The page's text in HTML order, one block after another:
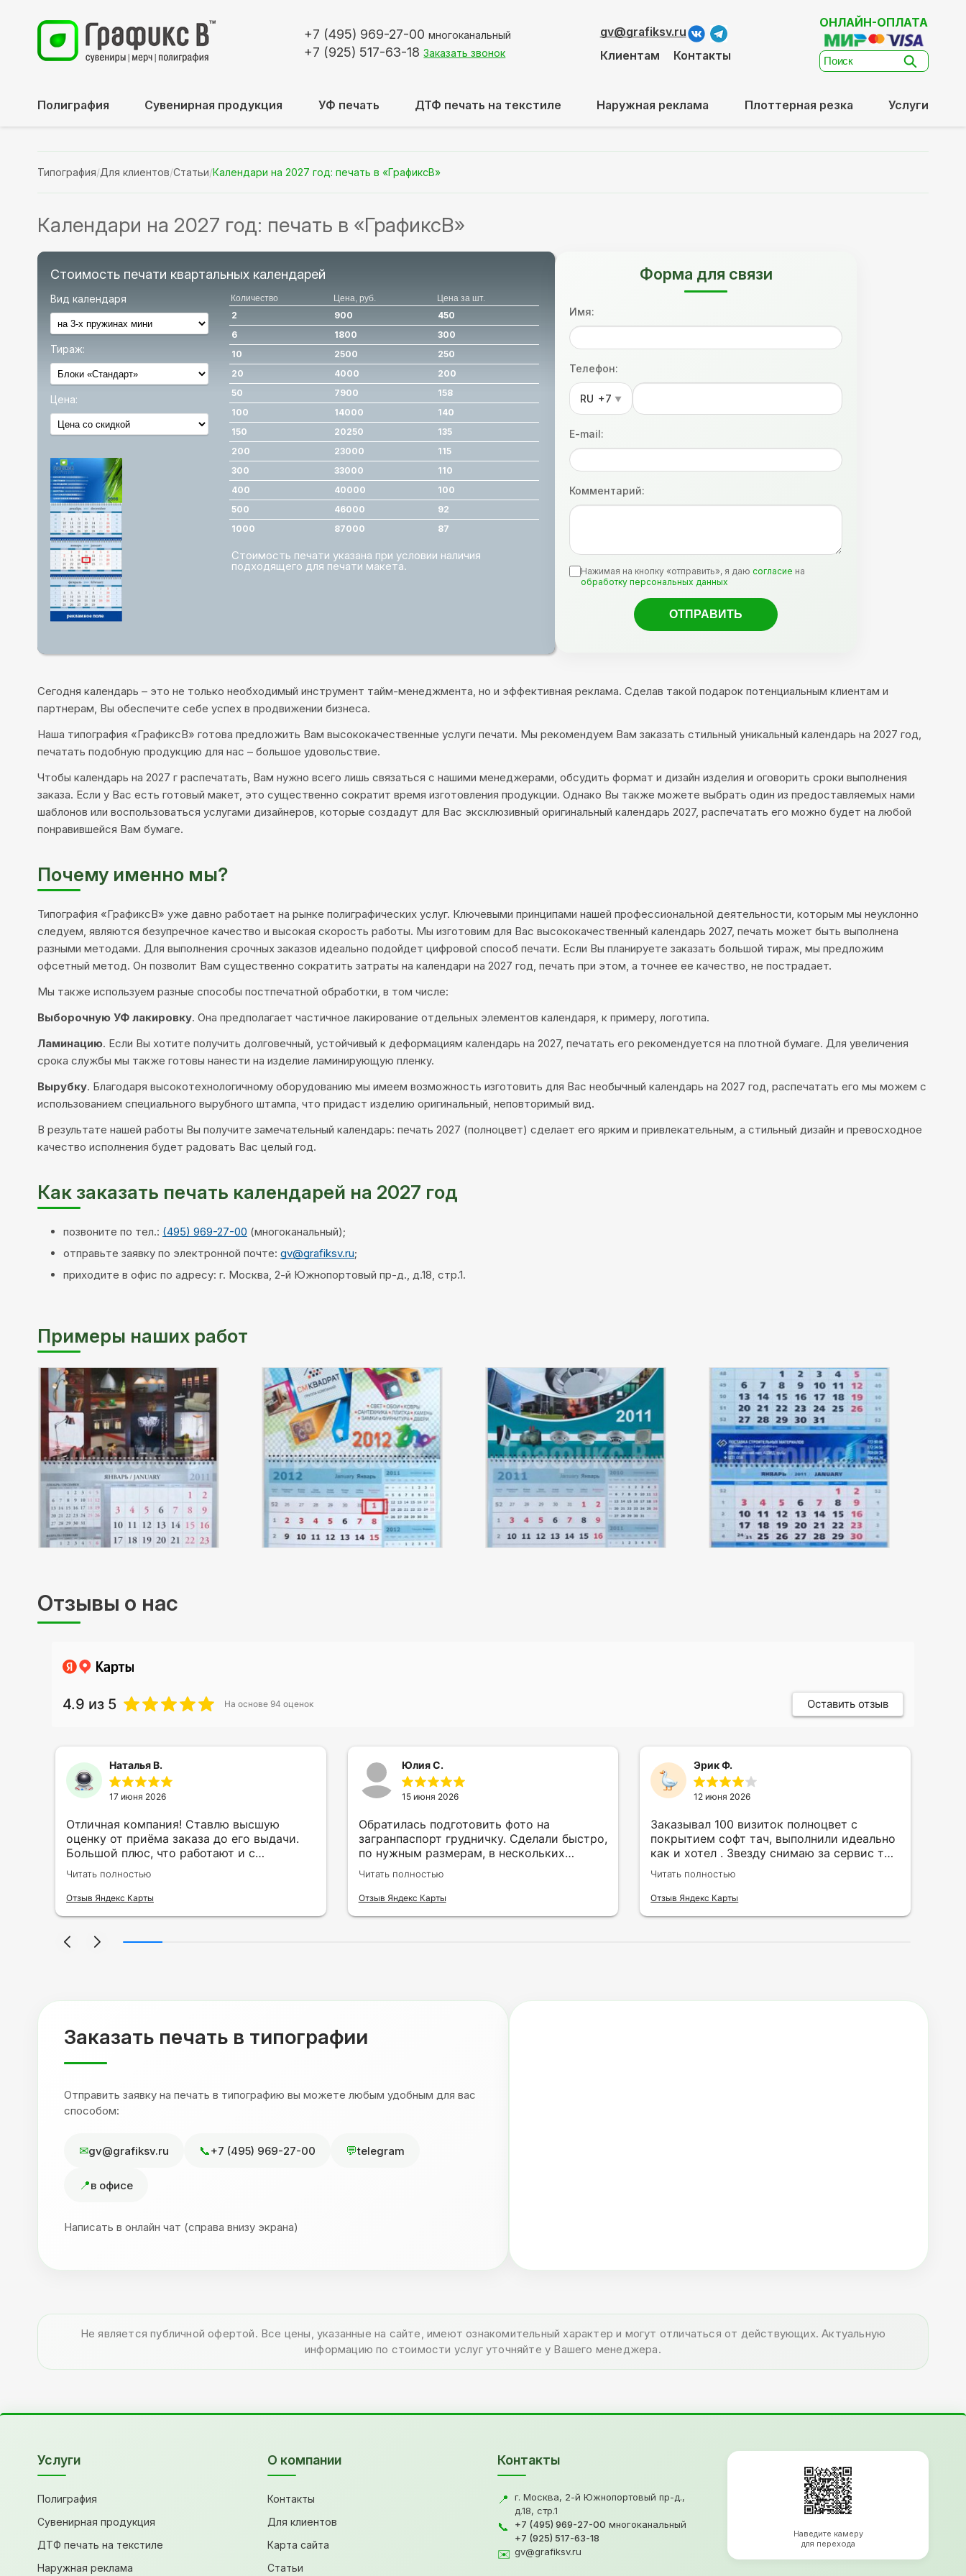
+7 (495) 969-27-00 многоканальный
+7 (925) 517-63-18 Заказать звонок
gv@grafiksv.ru
Клиентам
Контакты
ОНЛАЙН-ОПЛАТА
Полиграфия Сувенирная продукция УФ печать ДТФ печать на текстиле Наружная реклама Плоттерная резка Услуги
Типография/Для клиентов/Статьи/Календари на 2027 год: печать в «ГрафиксВ»
Календари на 2027 год: печать в «ГрафиксВ»
Стоимость печати квартальных календарей
Вид календаря
Тираж:
Цена:
Количество Цена, руб. Цена за шт.
2 900
450
6
1800
300
10
2500
250
20
4000
200
50
7900
158
100
14000
140
150
20250
135
200
23000
115
300
33000
110
400
40000
100
500
46000
92
1000
87000 87
Стоимость печати указана при условии наличия
подходящего для печати макета.
Форма для связи
Имя:
Телефон:
RU +7 ▼
E-mail:
Комментарий:
Нажимая на кнопку «отправить», я даю согласие на
обработку персональных данных
Сегодня календарь – это не только необходимый инструмент тайм-менеджмента, но и эффективная реклама. Сделав такой подарок потенциальным клиентам и
партнерам, Вы обеспечите себе успех в продвижении бизнеса.
Наша типография «ГрафиксВ» готова предложить Вам высококачественные услуги печати. Мы рекомендуем Вам заказать стильный уникальный календарь на 2027 год,
печатать подобную продукцию для нас – большое удовольствие.
Чтобы календарь на 2027 г распечатать, Вам нужно всего лишь связаться с нашими менеджерами, обсудить формат и дизайн изделия и оговорить сроки выполнения
заказа. Если у Вас есть готовый макет, это существенно сократит время изготовления продукции. Однако Вы также можете выбрать один из предоставляемых нами
шаблонов или воспользоваться услугами дизайнеров, которые создадут для Вас эксклюзивный оригинальный календарь 2027, распечатать его можно будет на любой
понравившейся Вам бумаге.
Почему именно мы?
Типография «ГрафиксВ» уже давно работает на рынке полиграфических услуг. Ключевыми принципами нашей профессиональной деятельности, которым мы неуклонно
следуем, являются безупречное качество и высокая скорость работы. Мы изготовим для Вас высококачественный календарь 2027, печать может быть выполнена
разными методами. Для выполнения срочных заказов идеально подойдет цифровой способ печати. Если Вы планируете заказать большой тираж, мы предложим
офсетный метод. Он позволит Вам существенно сократить затраты на календари на 2027 год, печать при этом, а точнее ее качество, не пострадает.
Мы также используем разные способы постпечатной обработки, в том числе:
Выборочную УФ лакировку. Она предполагает частичное лакирование отдельных элементов календаря, к примеру, логотипа.
Ламинацию. Если Вы хотите получить долговечный, устойчивый к деформациям календарь на 2027, печатать его рекомендуется на плотной бумаге. Для увеличения
срока службы мы также готовы нанести на изделие ламинирующую пленку.
Вырубку. Благодаря высокотехнологичному оборудованию мы имеем возможность изготовить для Вас необычный календарь на 2027 год, распечатать его мы можем с
использованием специального вырубного штампа, что придаст изделию оригинальный, неповторимый вид.
В результате нашей работы Вы получите замечательный календарь: печать 2027 (полноцвет) сделает его ярким и привлекательным, а стильный дизайн и превосходное
качество исполнения будет радовать Вас целый год.
Как заказать печать календарей на 2027 год
позвоните по тел.: (495) 969-27-00 (многоканальный);
отправьте заявку по электронной почте: gv@grafiksv.ru;
приходите в офис по адресу: г. Москва, 2-й Южнопортовый пр-д., д.18, стр.1.
Примеры наших работ
Отзывы о нас
4.9 из 5 На основе 94 оценок Оставить отзыв
Наталья В.
17 июня 2026
Отличная компания! Ставлю высшую
оценку от приёма заказа до его выдачи.
Большой плюс, что работают и с
индивидуальными заказами. Нелбходимо
было нанести принт на кружку в подарок.
Заказ был исполнен оперативно и ооочень
спасибо Евгении за терпеливость,
Читать полностью
Отзыв Яндекс Карты
Юлия С.
15 июня 2026
Обратилась подготовить фото на
загранпаспорт грудничку. Сделали быстро,
по нужным размерам, в нескольких
вариантах и цветах.
Читать полностью
Отзыв Яндекс Карты
Эрик Ф.
12 июня 2026
Заказывал 100 визиток полноцвет с
покрытием софт тач, выполнили идеально
как и хотел . Звезду снимаю за сервис так
как в первый день приехал за 30 мин до
закрытия а на месте никого не было.
Читать полностью
Отзыв Яндекс Карты
Заказать печать в типографии
Отправить заявку на печать в типографию вы можете любым удобным для вас
способом:
gv@grafiksv.ru +7 (495) 969-27-00 telegram
в офисе
Написать в онлайн чат (справа внизу экрана)
Не является публичной офертой. Все цены, указанные на сайте, имеют ознакомительный характер и могут отличаться от действующих. Актуальную
информацию по стоимости услуг уточняйте у Вашего менеджера.
Услуги
Полиграфия
Сувенирная продукция
ДТФ печать на текстиле
Наружная реклама
О компании
Контакты
Для клиентов
Карта сайта
Статьи
Контакты
📍
г. Москва, 2-й Южнопортовый пр-д.,
д.18, стр.1
📞 +7 (495) 969-27-00 многоканальный
+7 (925) 517-63-18
✉️ gv@grafiksv.ru
Наведите камеру
для перехода